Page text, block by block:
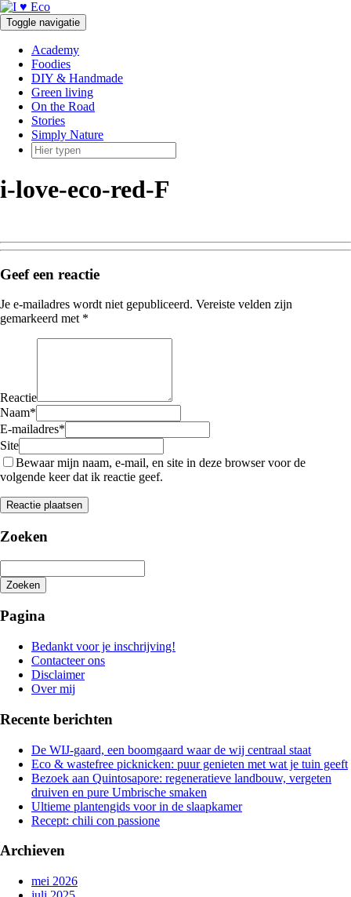
Doorgaan
naar
inhoud
Toggle navigatie
Academy
Foodies
DIY & Handmade
Green living
On the Road
Stories
Simply Nature
i-love-eco-red-F
Geef een reactie
Je e-mailadres wordt niet gepubliceerd. Vereiste velden zijn
gemarkeerd met *
Reactie
Naam*
E-mailadres*
Site
Bewaar mijn naam, e-mail, en site in deze browser voor de
volgende keer dat ik reactie geef.
Zoeken
Zoeken
zoeken
Pagina
Bedankt voor je inschrijving!
Contacteer ons
Disclaimer
Over mij
Recente berichten
De WIJ-gaard, een boomgaard waar de wij centraal staat
Eco & wastefree picknicken: puur genieten met wat je tuin geeft
Bezoek aan Quintosapore: regeneratieve landbouw, vergeten
druiven en pure Umbrische smaken
Ultieme plantengids voor in de slaapkamer
Recept: chili con passione
Archieven
mei 2026